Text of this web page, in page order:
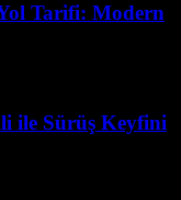
Tarifi: Modern
ile Sürüş Keyfini